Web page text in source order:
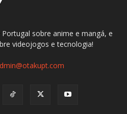
sobre anime e mangá, e
videojogos e tecnologia!